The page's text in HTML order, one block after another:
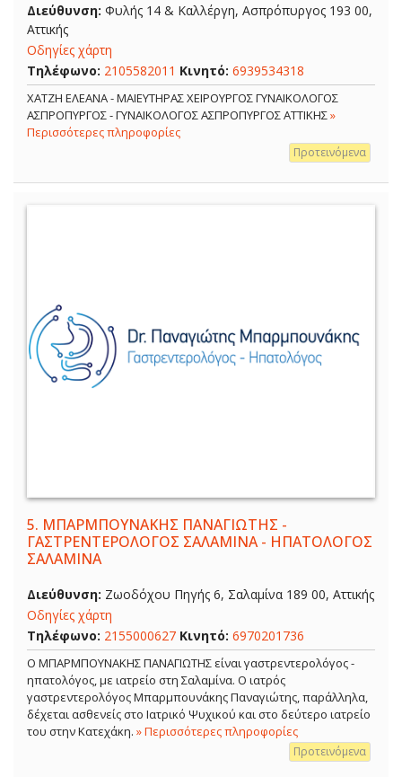
Διεύθυνση: Φυλής 14 & Καλλέργη, Ασπρόπυργος 193 00,
Αττικής
Οδηγίες χάρτη
Τηλέφωνο: 2105582011 Κινητό: 6939534318
ΧΑΤΖΗ ΕΛΕΑΝΑ - ΜΑΙΕΥΤΗΡΑΣ ΧΕΙΡΟΥΡΓΟΣ ΓΥΝΑΙΚΟΛΟΓΟΣ
ΑΣΠΡΟΠΥΡΓΟΣ - ΓΥΝΑΙΚΟΛΟΓΟΣ ΑΣΠΡΟΠΥΡΓΟΣ ΑΤΤΙΚΗΣ»
Περισσότερες πληροφορίες
Προτεινόμενα
5. ΜΠΑΡΜΠΟΥΝΑΚΗΣ ΠΑΝΑΓΙΩΤΗΣ -
ΓΑΣΤΡΕΝΤΕΡΟΛΟΓΟΣ ΣΑΛΑΜΙΝΑ - ΗΠΑΤΟΛΟΓΟΣ
ΣΑΛΑΜΙΝΑ
Διεύθυνση: Ζωοδόχου Πηγής 6, Σαλαμίνα 189 00, Αττικής
Οδηγίες χάρτη
Τηλέφωνο: 2155000627 Κινητό: 6970201736
Ο ΜΠΑΡΜΠΟΥΝΑΚΗΣ ΠΑΝΑΓΙΩΤΗΣ είναι γαστρεντερολόγος -
ηπατολόγος, με ιατρείο στη Σαλαμίνα. Ο ιατρός
γαστρεντερολόγος Μπαρμπουνάκης Παναγιώτης, παράλληλα,
δέχεται ασθενείς στο Ιατρικό Ψυχικού και στο δεύτερο ιατρείο
του στην Κατεχάκη. » Περισσότερες πληροφορίες
Προτεινόμενα